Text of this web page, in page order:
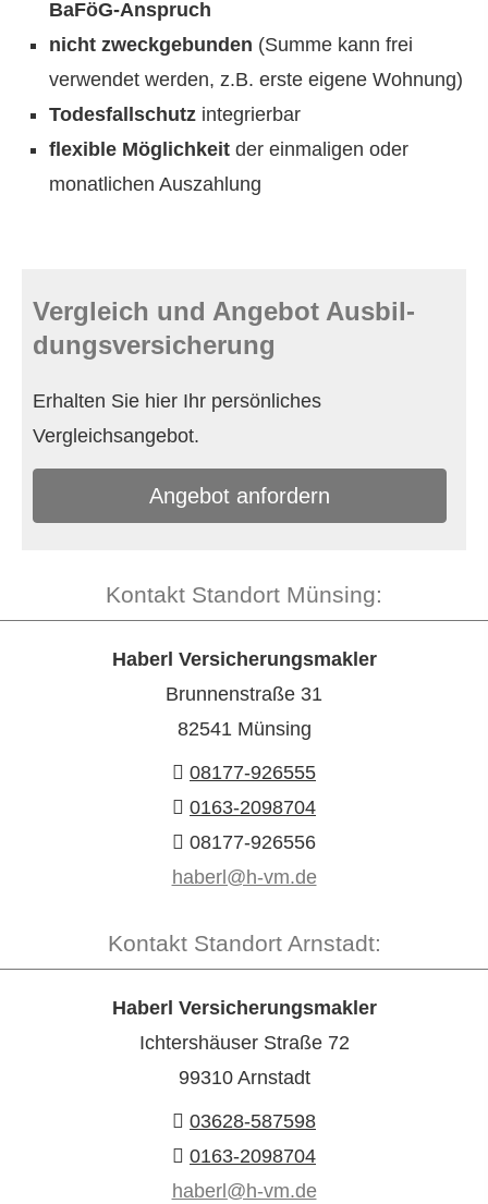
BaFöG-Anspruch
nicht zweckgebunden (Summe kann frei
verwendet werden, z.B. erste eigene Wohnung)
Todesfallschutz integrierbar
flexible Möglichkeit der einmaligen oder
monatlichen Auszahlung
Vergleich und Angebot Aus­bil­
dungs­ver­si­che­rung
Erhalten Sie hier Ihr persönliches
Vergleichsangebot.
An­ge­bot an­for­dern
Kontakt Standort Münsing:
Haberl Ver­sicherungs­makler
Brunnenstraße 31
82541 Münsing
08177-926555
0163-2098704
08177-926556
haberl@h-vm.de
Kontakt Standort Arnstadt:
Haberl Ver­sicherungs­makler
Ichtershäuser Straße 72
99310 Arnstadt
03628-587598
0163-2098704
haberl@h-vm.de